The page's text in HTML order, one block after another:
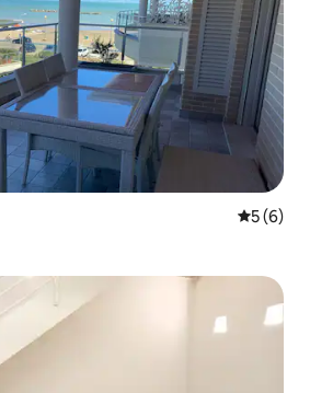
平均评分
5 (6)